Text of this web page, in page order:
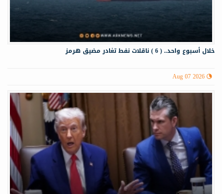
خلال أسبوع واحد.. ( 6 ) ناقلات نفط تغادر مضيق هرمز
Aug 07 2026